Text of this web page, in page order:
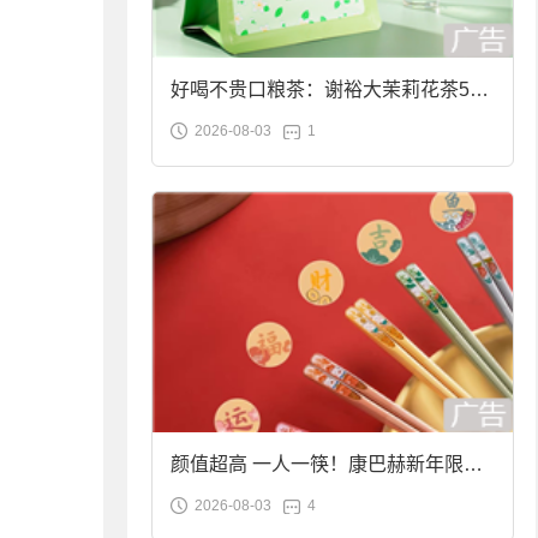
好喝不贵口粮茶：谢裕大茉莉花茶50g
袋装9.9元到手
2026-08-03 1
颜值超高 一人一筷！康巴赫新年限定
合金筷子大促：19.9元
2026-08-03 4